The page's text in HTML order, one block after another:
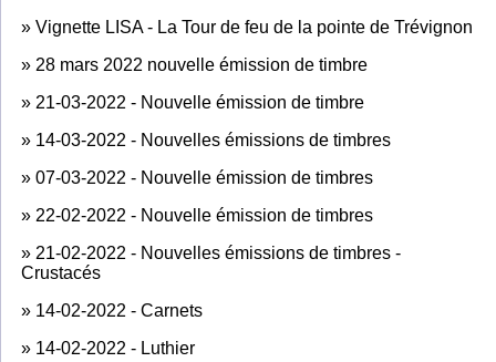
» Vignette LISA - La Tour de feu de la pointe de Trévignon
» 28 mars 2022 nouvelle émission de timbre
» 21-03-2022 - Nouvelle émission de timbre
» 14-03-2022 - Nouvelles émissions de timbres
» 07-03-2022 - Nouvelle émission de timbres
» 22-02-2022 - Nouvelle émission de timbres
» 21-02-2022 - Nouvelles émissions de timbres -
Crustacés
» 14-02-2022 - Carnets
» 14-02-2022 - Luthier